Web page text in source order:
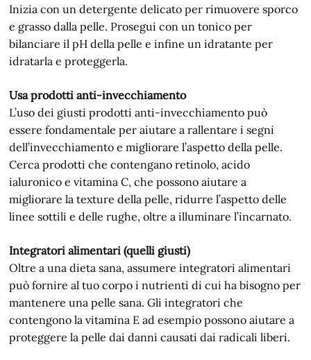
Inizia con un detergente delicato per rimuovere sporco
e grasso dalla pelle. Prosegui con un tonico per
bilanciare il pH della pelle e infine un idratante per
idratarla e proteggerla.
Usa prodotti anti-invecchiamento
L’uso dei giusti prodotti anti-invecchiamento può
essere fondamentale per aiutare a rallentare i segni
dell’invecchiamento e migliorare l’aspetto della pelle.
Cerca prodotti che contengano retinolo, acido
ialuronico e vitamina C, che possono aiutare a
migliorare la texture della pelle, ridurre l’aspetto delle
linee sottili e delle rughe, oltre a illuminare l’incarnato.
Integratori alimentari (quelli giusti)
Oltre a una dieta sana, assumere integratori alimentari
può fornire al tuo corpo i nutrienti di cui ha bisogno per
mantenere una pelle sana. Gli integratori che
contengono la vitamina E ad esempio possono aiutare a
proteggere la pelle dai danni causati dai radicali liberi.